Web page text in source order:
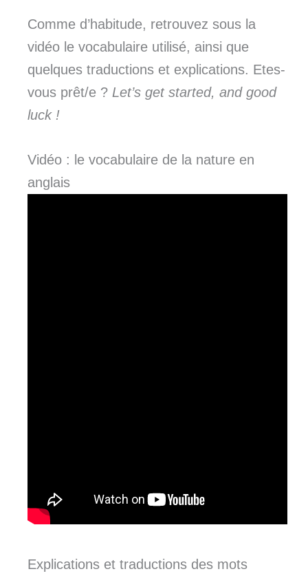
Comme d’habitude, retrouvez sous la
vidéo le vocabulaire utilisé, ainsi que
quelques traductions et explications. Etes-
vous prêt/e ? Let’s get started, and good
luck !
Vidéo : le vocabulaire de la nature en
anglais
Explications et traductions des mots